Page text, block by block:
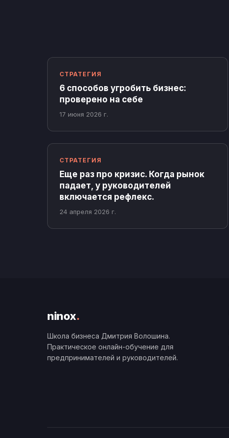
СТРАТЕГИЯ
6 способов угробить бизнес:
проверено на себе
17 июня 2026 г.
СТРАТЕГИЯ
Еще раз про кризис. Когда рынок
падает, у руководителей
включается рефлекс.
24 апреля 2026 г.
ninox.
Школа бизнеса Дмитрия Волошина.
Практическое онлайн-обучение для
предпринимателей и руководителей.